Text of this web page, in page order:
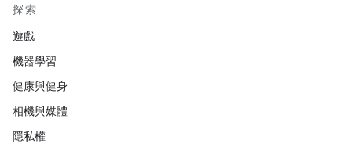
探索
遊戲
機器學習
健康與健身
相機與媒體
隱私權